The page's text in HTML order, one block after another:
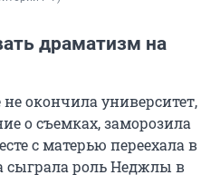
драматизм на
окончила университет,
о съемках, заморозила
с матерью переехала в
сыграла роль Неджлы в